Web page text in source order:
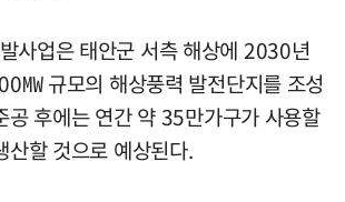
사업은 태안군 서측 해상에 2030년
㎿ 규모의 해상풍력 발전단지를 조성
공 후에는 연간 약 35만가구가 사용할
산할 것으로 예상된다.